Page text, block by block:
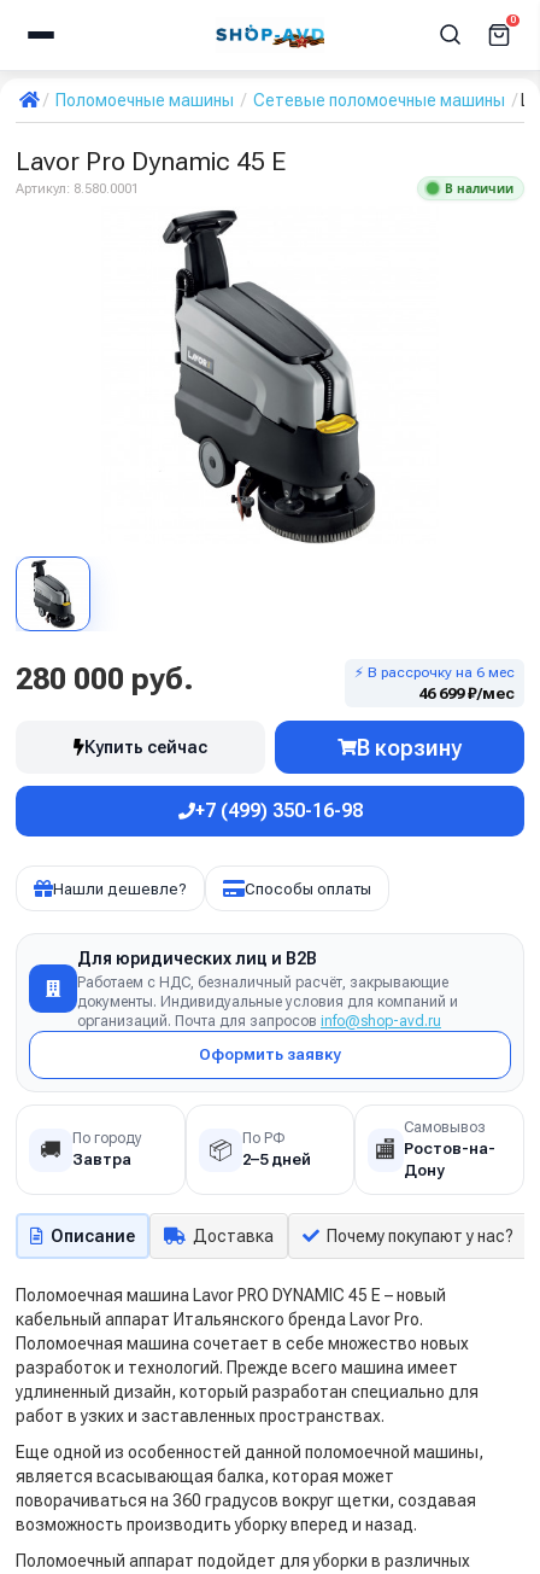
0
Поломоечные машины Сетевые поломоечные машины
Lavor Pro Dynamic 45 E
Артикул: 8.580.0001 В наличии
280 000 руб. ⚡ В рассрочку на 6 мес
46 699 ₽/мес
Купить сейчас В корзину
+7 (499) 350-16-98
Нашли дешевле? Способы оплаты
Для юридических лиц и B2B
Работаем с НДС, безналичный расчёт, закрывающие
документы. Индивидуальные условия для компаний и
организаций. Почта для запросов info@shop-avd.ru
Оформить заявку
🚚 По городу
Завтра 📦 По РФ
2–5 дней 🏬
Самовывоз
Ростов-на-
Дону
Описание Доставка Почему покупают у нас?
Поломоечная машина Lavor PRO DYNAMIC 45 E – новый
кабельный аппарат Итальянского бренда Lavor Pro.
Поломоечная машина сочетает в себе множество новых
разработок и технологий. Прежде всего машина имеет
удлиненный дизайн, который разработан специально для
работ в узких и заставленных пространствах.
Еще одной из особенностей данной поломоечной машины,
является всасывающая балка, которая может
поворачиваться на 360 градусов вокруг щетки, создавая
возможность производить уборку вперед и назад.
Поломоечный аппарат подойдет для уборки в различных